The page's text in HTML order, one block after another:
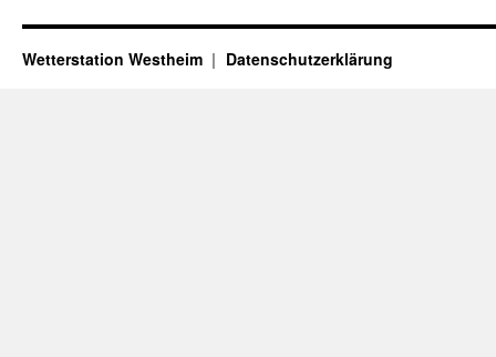
Wetterstation Westheim Datenschutzerklärung